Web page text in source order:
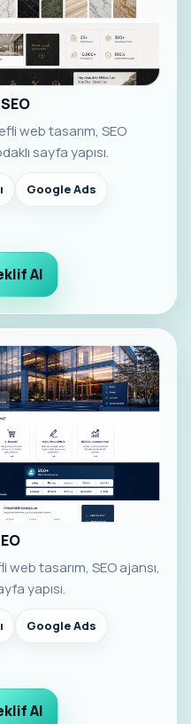
web tasarım, SEO
sayfa yapısı.
Google Ads
Al
tasarım, SEO ajansı,
yapısı.
Google Ads
Al